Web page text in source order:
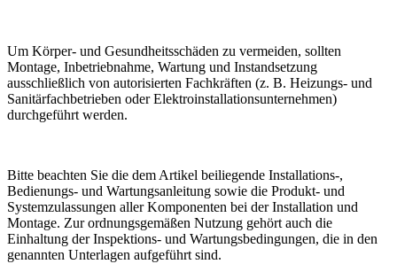
Um Körper- und Gesundheitsschäden zu vermeiden, sollten
Montage, Inbetriebnahme, Wartung und Instandsetzung
ausschließlich von autorisierten Fachkräften (z. B. Heizungs- und
Sanitärfachbetrieben oder Elektroinstallationsunternehmen)
durchgeführt werden.
Bitte beachten Sie die dem Artikel beiliegende Installations-,
Bedienungs- und Wartungsanleitung sowie die Produkt- und
Systemzulassungen aller Komponenten bei der Installation und
Montage. Zur ordnungsgemäßen Nutzung gehört auch die
Einhaltung der Inspektions- und Wartungsbedingungen, die in den
genannten Unterlagen aufgeführt sind.